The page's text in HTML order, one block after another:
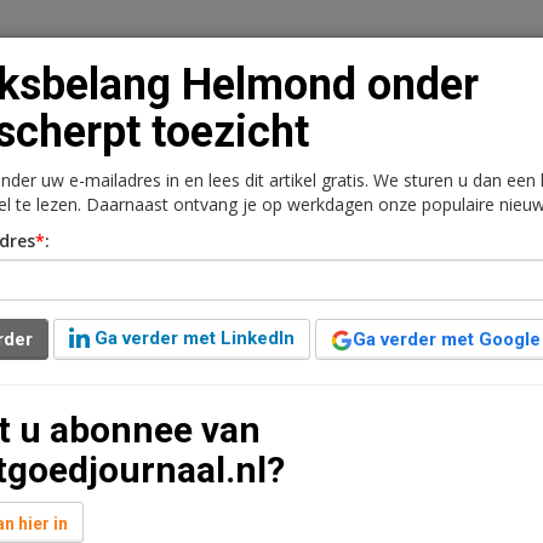
Vacaturebank Contact Abonnementen
verscherpt
wordt per 1 december onder verscherpt
Helmond onder
toezicht
uw e-mailadres in en lees dit artikel gratis. We sturen u dan een
te lezen. Daarnaast ontvang je op werkdagen onze populaire
*:
Ga verder met LinkedIn Ga verder met Google
u abonnee van
hier in